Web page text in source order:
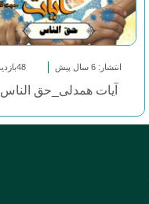
انتشار: 6 سال پیش 48بازدید
آیات همدلی_حق الناس